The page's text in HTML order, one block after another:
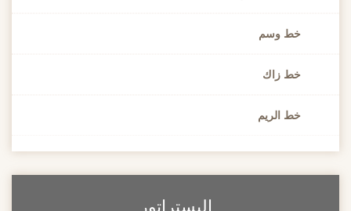
خط وسم
خط زاك
خط الريم
اليستراتور